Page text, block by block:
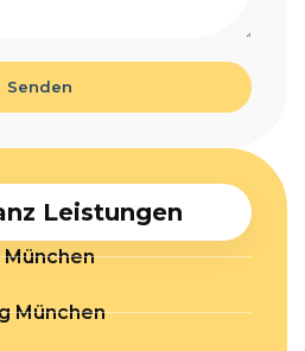
Senden
Leistungen
München